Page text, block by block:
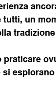
tutti, un
praticare